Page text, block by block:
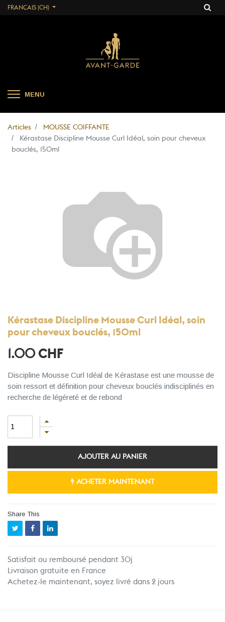
FRANÇAIS (CH)
MENU
Articles
MOUSSE COIFFANTE
Kérastase Discipline Mousse Curl Idéal, soin pour cheveux
bouclés, 150ml
Kérastase Discipline Mousse Curl Idéal, soin
pour cheveux bouclés, 150ml
1.00 CHF
Discipline Mousse Curl Idéal de Kérastase est une mousse de
soin ressort et définition pour cheveux bouclés indisciplinés en
recherche de légéreté et de rebond
AJOUTER AU PANIER
ACHETER MAINTENANT
Share This
Satisfait ou remboursé pendant 30j
Livraison gratuite en France
Achetez-le maintenant, soyez livré dans 2 jours